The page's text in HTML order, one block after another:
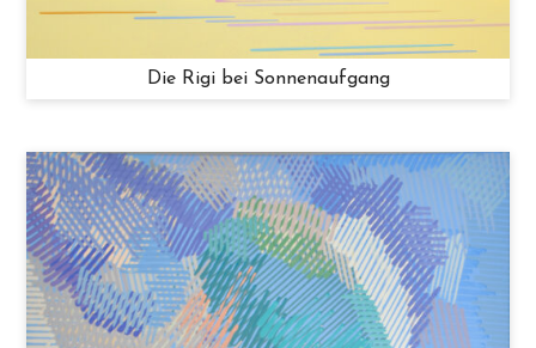
Die Rigi bei Sonnenaufgang